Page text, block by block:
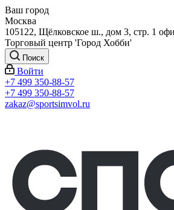
Ваш город
Москва
105122, Щёлковское ш., дом 3, стр. 1
Торговый центр 'Город Хобби'
Поиск
Войти
+7 499 350-88-57
+7 499 350-88-57
zakaz@sportsimvol.ru